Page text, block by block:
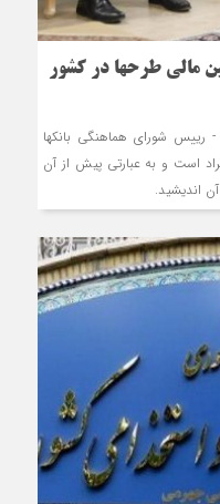
مالی طرحها در کشور
- رییس شورای هماهنگی بانکها
است و به عبارتی پیش از آن
اندیشید.